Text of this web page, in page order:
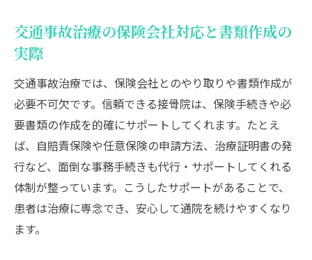
交通事故治療の保険会社対応と書類作成の
実際
交通事故治療では、保険会社とのやり取りや書類作成が
必要不可欠です。信頼できる接骨院は、保険手続きや必
要書類の作成を的確にサポートしてくれます。たとえ
ば、自賠責保険や任意保険の申請方法、治療証明書の発
行など、面倒な事務手続きも代行・サポートしてくれる
体制が整っています。こうしたサポートがあることで、
患者は治療に専念でき、安心して通院を続けやすくなり
ます。